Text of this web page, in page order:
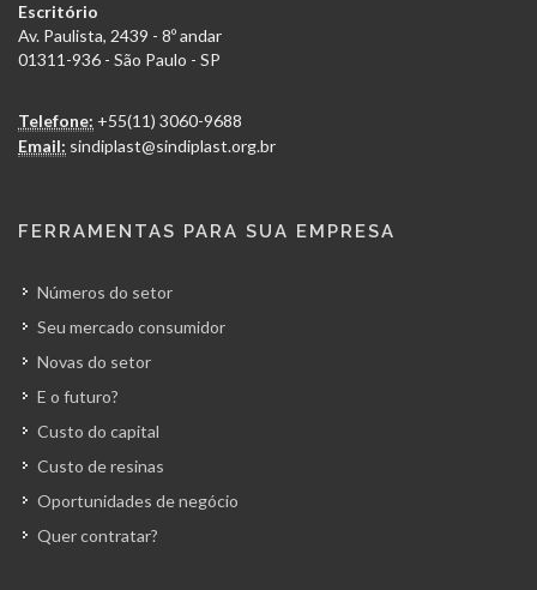
Escritório
Av. Paulista, 2439 - 8º andar
01311-936 - São Paulo - SP
Telefone: +55(11) 3060-9688
Email: sindiplast@sindiplast.org.br
FERRAMENTAS PARA SUA EMPRESA
Números do setor
Seu mercado consumidor
Novas do setor
E o futuro?
Custo do capital
Custo de resinas
Oportunidades de negócio
Quer contratar?